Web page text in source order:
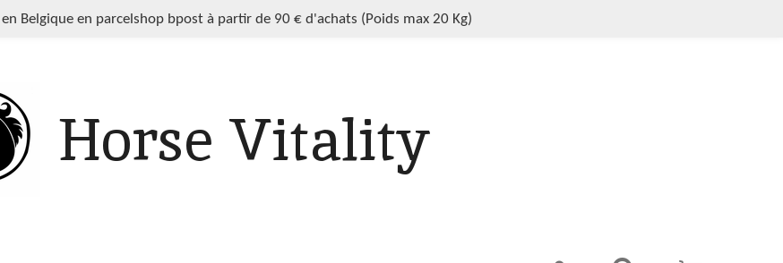
Belgique en parcelshop bpost à partir de 90 € d'achats (Poids max 20 Kg)
Horse Vitality